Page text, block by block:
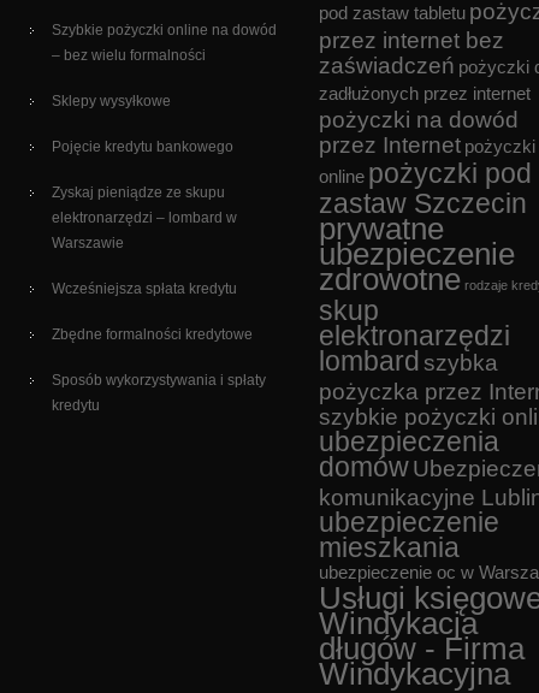
Szybkie pożyczki online na dowód
– bez wielu formalności
Sklepy wysyłkowe
Pojęcie kredytu bankowego
Zyskaj pieniądze ze skupu
elektronarzędzi – lombard w
Warszawie
Wcześniejsza spłata kredytu
Zbędne formalności kredytowe
Sposób wykorzystywania i spłaty
kredytu
pod zastaw tabletu
przez internet bez
zaświadczeń pożyczki
zadłużonych przez internet
pożyczki na dowód
przez Internet pożyczki
online pożyczki pod
zastaw Szczecin
prywatne
ubezpieczenie
zdrowotne rodzaje
skup
elektronarzędzi
lombard szybka
pożyczka przez
szybkie pożyczki
ubezpieczenia
domów
komunikacyjne
ubezpieczenie
mieszkania
ubezpieczenie oc w
Usługi
Windykacja
długów - Firma
Windykacyjna